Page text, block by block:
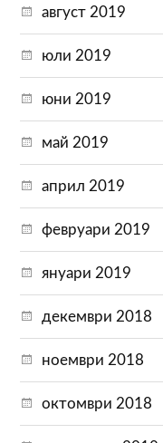
август 2019
юли 2019
юни 2019
май 2019
април 2019
февруари 2019
януари 2019
декември 2018
ноември 2018
октомври 2018